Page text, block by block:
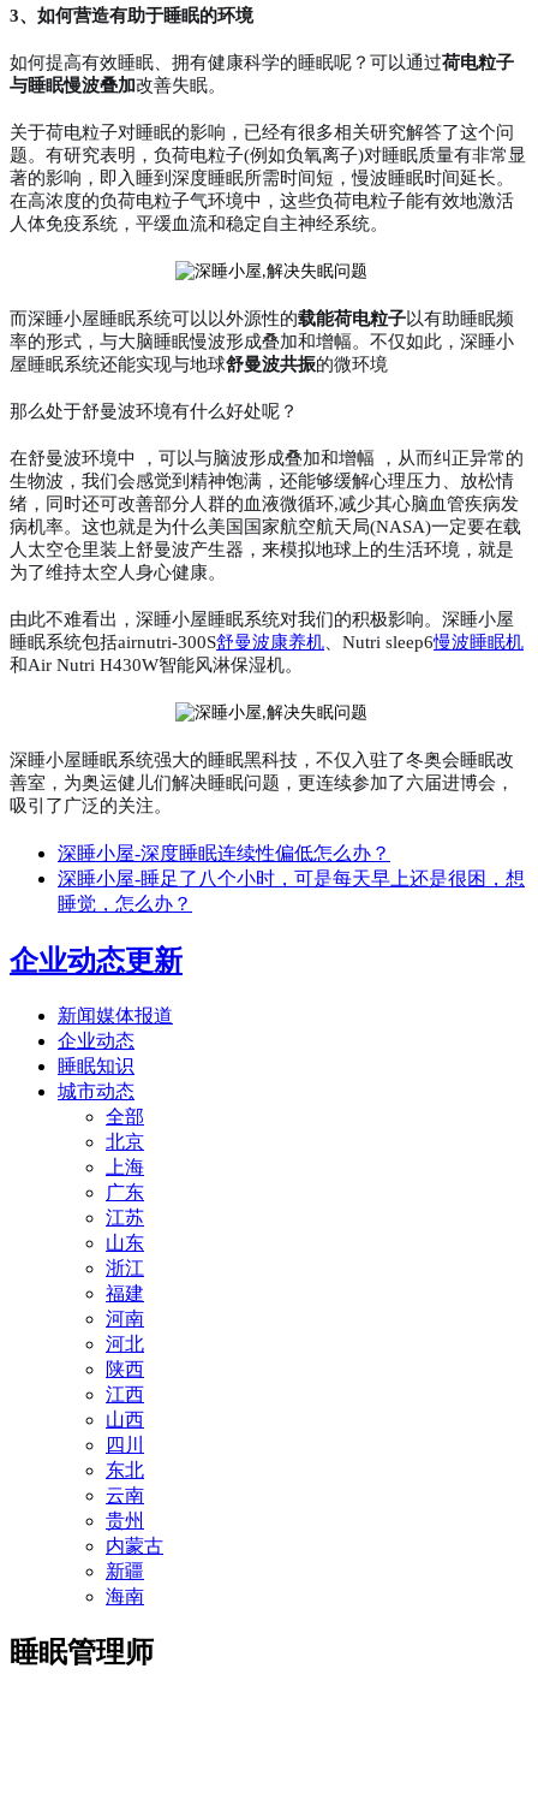
3、如何营造有助于睡眠的环境
如何提高有效睡眠、拥有健康科学的睡眠呢？可以通过荷电粒子
与睡眠慢波叠加改善失眠。
关于荷电粒子对睡眠的影响，已经有很多相关研究解答了这个问
题。有研究表明，负荷电粒子(例如负氧离子)对睡眠质量有非常显
著的影响，即入睡到深度睡眠所需时间短，慢波睡眠时间延长。
在高浓度的负荷电粒子气环境中，这些负荷电粒子能有效地激活
人体免疫系统，平缓血流和稳定自主神经系统。
而深睡小屋睡眠系统可以以外源性的载能荷电粒子以有助睡眠频
率的形式，与大脑睡眠慢波形成叠加和增幅。不仅如此，深睡小
屋睡眠系统还能实现与地球舒曼波共振的微环境
那么处于舒曼波环境有什么好处呢？
在舒曼波环境中 ，可以与脑波形成叠加和增幅
，从而纠正异常的
生物波，我们会感觉到精神饱满，还能够缓解心理压力、放松情
绪，同时还可改善部分人群的血液微循环,减少其心脑血管疾病发
病机率。这也就是为什么美国国家航空航天局(NASA)一定要在载
人太空仓里装上舒曼波产生器，来模拟地球上的生活环境，就是
为了维持太空人身心健康。
由此不难看出，深睡小屋睡眠系统对我们的积极影响。深睡小屋
睡眠系统包括airnutri-300S舒曼波康养机 、Nutri sleep6慢波睡眠机
和Air Nutri H430W智能风淋保湿机。
深睡小屋睡眠系统强大的睡眠黑科技，不仅入驻了冬奥会睡眠改
善室，为奥运健儿们解决睡眠问题，更连续参加了六届进博会，
吸引了广泛的关注。
深睡小屋-深度睡眠连续性偏低怎么办？
深睡小屋-睡足了八个小时，可是每天早上还是很困，想
睡觉，怎么办？
企业动态更新
新闻媒体报道
企业动态
睡眠知识
城市动态
全部
北京
上海
广东
江苏
山东
浙江
福建
河南
河北
陕西
江西
山西
四川
东北
云南
贵州
内蒙古
新疆
海南
睡眠管理师